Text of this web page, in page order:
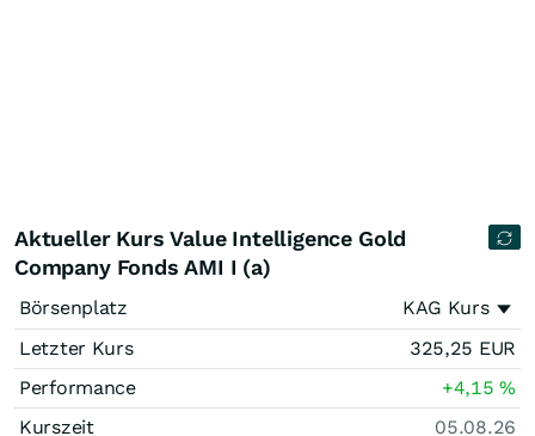
Aktueller Kurs Value Intelligence Gold
Company Fonds AMI I (a)
Börsenplatz
KAG Kurs
Letzter Kurs
325,25 EUR
Performance
+4,15%
Kurszeit
05.08.26